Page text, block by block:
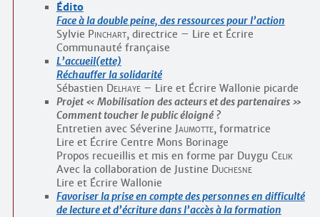
Édito
Face à la double peine, des ressources pour l’action
Sylvie Pinchart, directrice – Lire et Écrire
Communauté française
L’accueil(ette)
Réchauffer la solidarité
Sébastien Delhaye– Lire et Écrire Wallonie picarde
Projet « Mobilisation des acteurs et des partenaires »
Comment toucher le public éloigné ?
Entretien avec Séverine Jaumotte, formatrice
Lire et Écrire Centre Mons Borinage
Propos recueillis et mis en forme par Duygu Celik
Avec la collaboration de Justine Duchesne
Lire et Écrire Wallonie
Favoriser la prise en compte des personnes en difficulté
de lecture et d’écriture dans l’accès à la formation